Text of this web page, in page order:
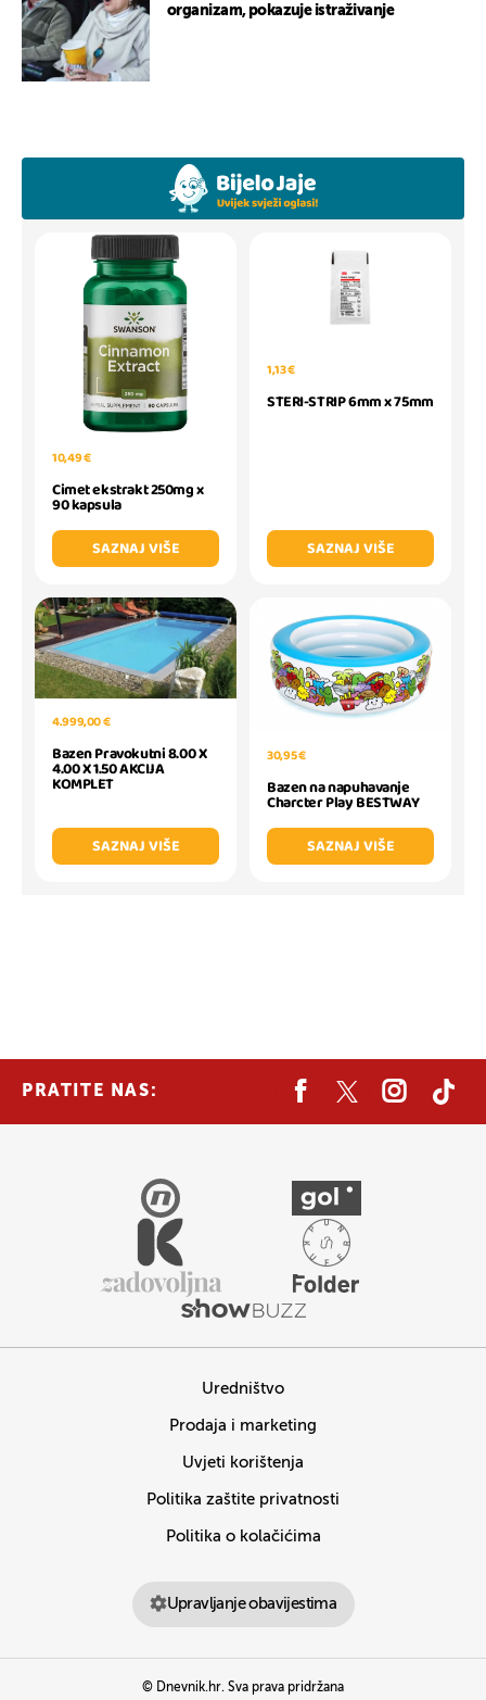
organizam, pokazuje istraživanje
10,49 €
Cimet ekstrakt 250mg x
90 kapsula
SAZNAJ VIŠE
1,13 €
STERI-STRIP 6mm x 75mm
SAZNAJ VIŠE
4.999,00 €
Bazen Pravokutni 8.00 X
4.00 X 1.50 AKCIJA
KOMPLET
SAZNAJ VIŠE
30,95 €
Bazen na napuhavanje
Charcter Play BESTWAY
SAZNAJ VIŠE
PRATITE NAS:
Uredništvo
Prodaja i marketing
Uvjeti korištenja
Politika zaštite privatnosti
Politika o kolačićima
Upravljanje obavijestima
© Dnevnik.hr. Sva prava pridržana